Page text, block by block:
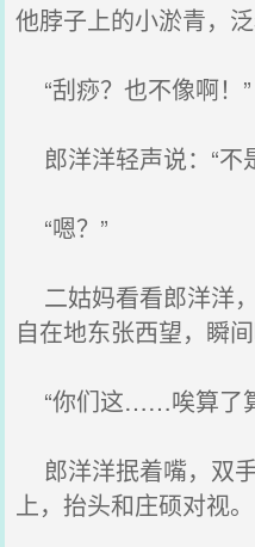
他脖子上的小淤青，泛
“刮痧？也不像啊！”
郎洋洋轻声说：“
“嗯？”
二姑妈看看郎洋洋
自在地东张西望，瞬
“你们这……唉算了
郎洋洋抿着嘴，双
上，抬头和庄硕对视。